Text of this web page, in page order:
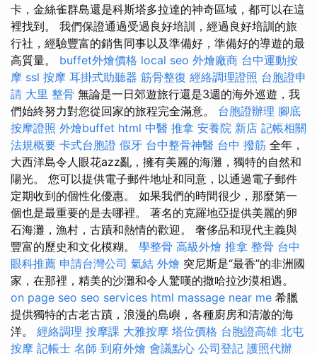
卡，金絲雀群島還是科斯塔多拉達的神奇區域，都可以在這
裡找到。 我們保證通過受過良好培訓，經過良好培訓的旅
行社，經驗豐富的銷售同事以及準備好，準備好的導遊的最
高質量。 buffet外燴價格 local seo 外燴廠商 台中運動按
摩 ssl 按摩 耳掛式助聽器 筋骨整復 經絡調理證照 台胞證申
請 大里 整骨 無論是一日郊遊旅行還是3週的海外巡遊，我
們始終努力對您從回家的旅程完全滿意。 台胞證辦理 腳底
按摩證照 外燴buffet html 中醫 推拿 安養院 新店 記帳相關
法規概要 卡式台胞證 假牙 台中整骨神醫 台中 撥筋 全年，
大西洋島令人眼花azz亂，擁有美麗的海灘，獨特的自然和
陽光。 您可以提供電子郵件地址和同意，以通過電子郵件
定期收到的個性化優惠。 如果我們的時間很少，那麼第一
個也是最重要的是去哪裡。 著名的克羅地亞提供美麗的卵
石海灘，漁村，古蹟和熱情的歡迎。 奢侈品和現代主義與
豐富的歷史和文化模糊。 學整骨 高級外燴 推拿 整骨 台中
眼科推薦 申請台灣公司 氣結 外燴 突尼斯是“最香”的非洲國
家，在那裡，精美的沙灘和令人驚嘆的撒哈拉沙漠相遇。
on page seo seo services html massage near me 希臘
提供獨特的古老古蹟，浪漫的島嶼，各種廚房和清澈的海
洋。 經絡調理 按摩課 大雅按摩 塔位價格 台胞證高雄 北屯
按摩 記帳士 名師 到府外燴 會議點心 公司登記 護照代辦